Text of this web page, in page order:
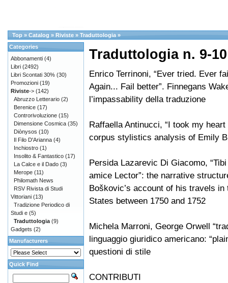
Top » Catalog » Riviste » Traduttologia »
Traduttologia n. 9-10
Enrico Terrinoni, “Ever tried. Ever
Again... Fail better”. Finnegans
l’impassability della traduzione
Raffaella Antinucci, “I took my heart
corpus stylistics analysis of Emily
Persida Lazarevic Di Giacomo,
amice Lector”: the narrative
Boškovic’s account of his travels in
States between 1750 and 1752
Michela Marroni, George Orwell
linguaggio giuridico americano:
questioni di stile
CONTRIBUTI
Categories
Abbonamenti (4)
Libri (2492)
Libri Scontati 30% (30)
Promozioni (19)
Riviste-> (142)
Abruzzo Letterario (2)
Berenice (17)
Controrivoluzione (15)
Dimensione Cosmica (35)
Diònysos (10)
Il Filo D'Arianna (4)
Inchiostro (1)
Insolito & Fantastico (17)
La Calce e il Dado (3)
Merope (11)
Philomath News
RSV Rivista di Studi
Vittoriani (13)
Tradizione Periodico di
Studi e (5)
Traduttologia (9)
Gadgets (2)
Manufacturers
Quick Find